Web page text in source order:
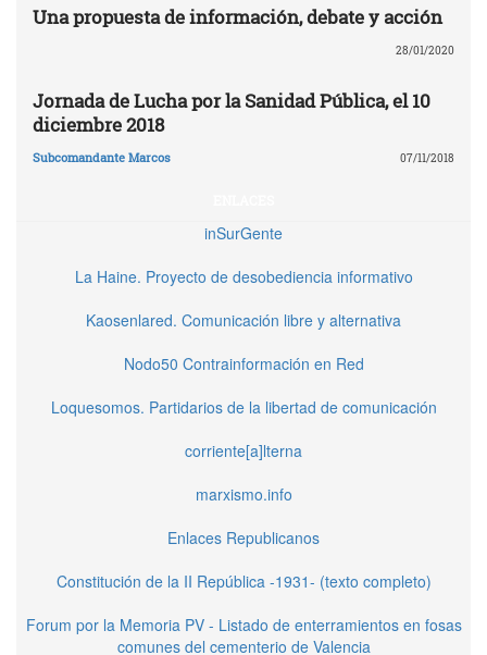
Una propuesta de información, debate y acción
28/01/2020
Jornada de Lucha por la Sanidad Pública, el 10
diciembre 2018
Subcomandante Marcos 07/11/2018
inSurGente
La Haine. Proyecto de desobediencia informativo
Kaosenlared. Comunicación libre y alternativa
Nodo50 Contrainformación en Red
Loquesomos. Partidarios de la libertad de comunicación
corriente[a]lterna
marxismo.info
Enlaces Republicanos
Constitución de la II República -1931- (texto completo)
Forum por la Memoria PV - Listado de enterramientos en fosas
comunes del cementerio de Valencia